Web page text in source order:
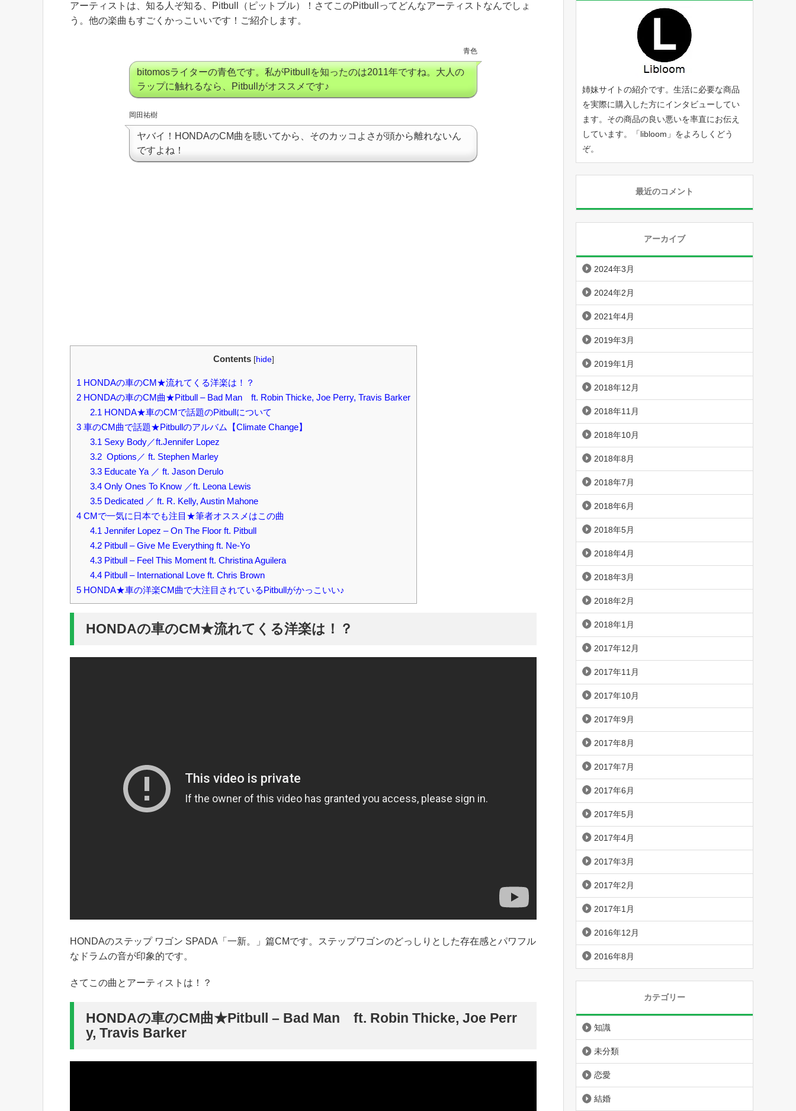
アーティストは、知る人ぞ知る、Pitbull（ピットブル）！さてこのPitbullってどんなアーティストなんでしょ
う。他の楽曲もすごくかっこいいです！ご紹介します。
青色
bitomosライターの青色です。私がPitbullを知ったのは2011年ですね。大人の
ラップに触れるなら、Pitbullがオススメです♪
岡田祐樹
ヤバイ！HONDAのCM曲を聴いてから、そのカッコよさが頭から離れないん
ですよね！
Contents [hide]
1 HONDAの車のCM★流れてくる洋楽は！？
2 HONDAの車のCM曲★Pitbull – Bad Man ft. Robin Thicke, Joe Perry, Travis Barker
2.1 HONDA★車のCMで話題のPitbullについて
3 車のCM曲で話題★Pitbullのアルバム【Climate Change】
3.1 Sexy Body／ft.Jennifer Lopez
3.2Options／ ft. Stephen Marley
3.3Educate Ya ／ ft. Jason Derulo
3.4Only Ones To Know ／ft. Leona Lewis
3.5Dedicated ／ ft. R. Kelly, Austin Mahone
4 CMで一気に日本でも注目★筆者オススメはこの曲
4.1 Jennifer Lopez – On The Floor ft. Pitbull
4.2Pitbull – Give Me Everything ft. Ne-Yo
4.3Pitbull – Feel This Moment ft. Christina Aguilera
4.4Pitbull – International Love ft. Chris Brown
5 HONDA★車の洋楽CM曲で大注目されているPitbullがかっこいい♪
HONDAの車のCM★流れてくる洋楽は！？
HONDAのステップ ワゴン SPADA「一新。」篇CMです。ステップワゴンのどっしりとした存在感とパワフル
なドラムの音が印象的です。
さてこの曲とアーティストは！？
HONDAの車のCM曲★Pitbull – Bad Man ft. Robin Thicke, Joe Perr
y, Travis Barker
姉妹サイトの紹介です。生活に必要な商品
を実際に購入した方にインタビューしてい
ます。その商品の良い悪いを率直にお伝え
しています。「libloom 」をよろしくどう
ぞ。
最近のコメント
アーカイブ
2024年3月
2024年2月
2021年4月
2019年3月
2019年1月
2018年12月
2018年11月
2018年10月
2018年8月
2018年7月
2018年6月
2018年5月
2018年4月
2018年3月
2018年2月
2018年1月
2017年12月
2017年11月
2017年10月
2017年9月
2017年8月
2017年7月
2017年6月
2017年5月
2017年4月
2017年3月
2017年2月
2017年1月
2016年12月
2016年8月
カテゴリー
知識
未分類
恋愛
結婚